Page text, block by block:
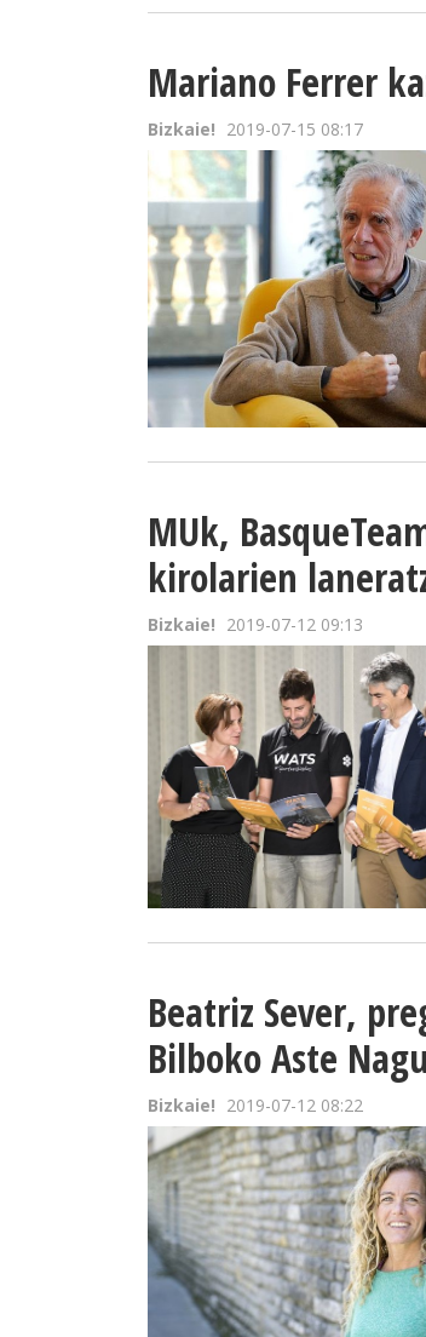
Mariano Ferrer
Bizkaie! 2019-07-15 08:17
MUk,
kirolarien
Bizkaie! 2019-07-12 09:13
Beatriz Sever,
Bilboko Aste
Bizkaie! 2019-07-12 08:22